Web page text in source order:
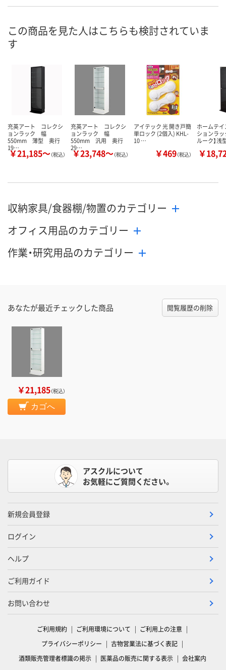
この商品を見た人はこちらも検討されていま
す
充英アート コレクシ
ョンラック 幅
550mm 薄型 奥行
19…
￥21,185～（税込）
充英アート コレクシ
ョンラック 幅
550mm 汎用 奥行
29…
￥23,748～（税込）
アイテック 光 開き戸簡
単ロック (2個入) KHL-
10 …
￥469（税込）
ホームテ
ションラッ
ルーク】浅
￥
収納家具/食器棚/物置のカテゴリー
オフィス用品のカテゴリー
作業・研究用品のカテゴリー
あなたが最近チェックした商品 閲覧履歴の削除
￥21,185（税込）
カゴへ
アスクルについて
お気軽にご質問ください。
新規会員登録
ログイン
ヘルプ
ご利用ガイド
お問い合わせ
ご利用規約 ご利用環境について
ご利用上の注意
プライバシーポリシー
古物営業法に基づく表記
酒類販売管理者標識の掲示
医薬品の販売に関する表示 会社案内